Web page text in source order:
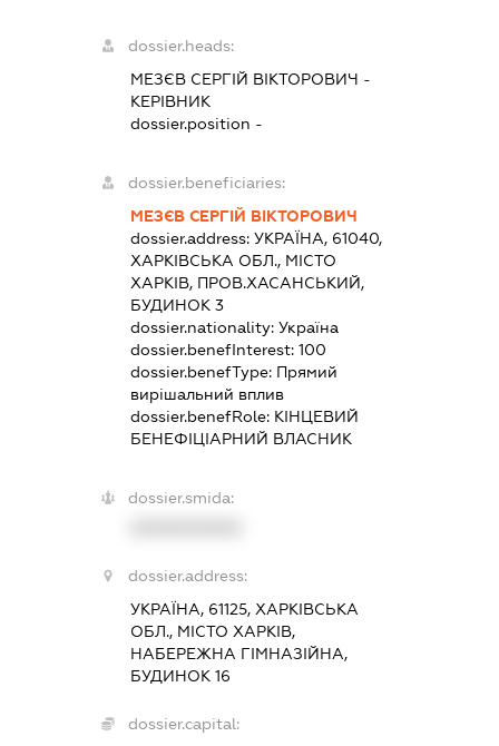
dossier.heads:
МЕЗЄВ СЕРГІЙ ВІКТОРОВИЧ -
КЕРІВНИК
dossier.position -
dossier.beneficiaries:
МЕЗЄВ СЕРГІЙ ВІКТОРОВИЧ
dossier.address: УКРАЇНА, 61040,
ХАРКІВСЬКА ОБЛ., МІСТО
ХАРКІВ, ПРОВ.ХАСАНСЬКИЙ,
БУДИНОК 3
dossier.nationality: Україна
dossier.benefInterest: 100
dossier.benefType: Прямий
вирішальний вплив
dossier.benefRole: КІНЦЕВИЙ
БЕНЕФІЦІАРНИЙ ВЛАСНИК
dossier.smida:
dossier.address:
УКРАЇНА, 61125, ХАРКІВСЬКА
ОБЛ., МІСТО ХАРКІВ,
НАБЕРЕЖНА ГІМНАЗІЙНА,
БУДИНОК 16
dossier.capital: